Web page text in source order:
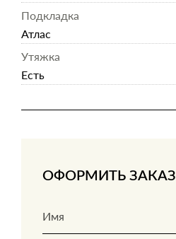
Подкладка
Атлас
Утяжка
Есть
ОФОРМИТЬ ЗАКАЗ